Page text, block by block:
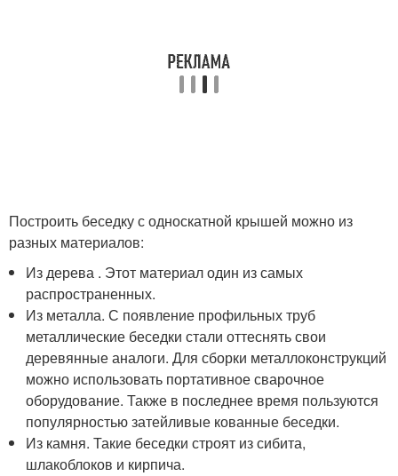
Построить беседку с односкатной крышей можно из
разных материалов:
Из дерева . Этот материал один из самых
распространенных.
Из металла. С появление профильных труб
металлические беседки стали оттеснять свои
деревянные аналоги. Для сборки металлоконструкций
можно использовать портативное сварочное
оборудование. Также в последнее время пользуются
популярностью затейливые кованные беседки.
Из камня. Такие беседки строят из сибита,
шлакоблоков и кирпича.